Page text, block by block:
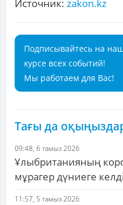
Источник: zakon.kz
Подписывайтесь на
курсе всех событий!
Мы работаем для Вас!
Тағы да
09:48, 6 тамыз 2026
Ұлыбританияның
мұрагер дүниеге келді
11:57, 5 тамыз 2026